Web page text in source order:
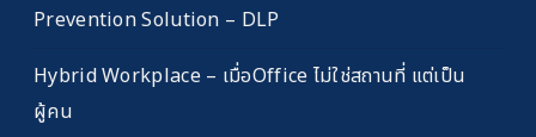
Prevention Solution – DLP
Hybrid Workplace – เมื่อOffice ไม่ใช่สถานที่ แต่เป็น
ผู้คน